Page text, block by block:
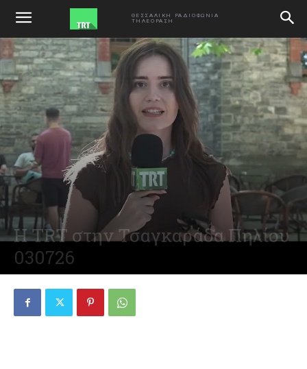
ΘΕΣΣΑΛΙΚΗ ΡΑΔΙΟΦΩΝΙΑ
ΤΗΛΕΟΡΑΣΗ
ΑΡΧΙΚΗ
Η TRT στην Τσαγκαράδα Πηλίου
030726